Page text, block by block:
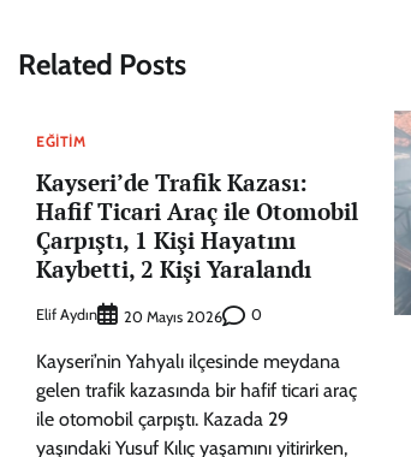
Related Posts
EĞITIM
Kayseri’de Trafik Kazası:
Hafif Ticari Araç ile Otomobil
Çarpıştı, 1 Kişi Hayatını
Kaybetti, 2 Kişi Yaralandı
Elif Aydın 20 Mayıs 2026 0
Kayseri’nin Yahyalı ilçesinde meydana
gelen trafik kazasında bir hafif ticari araç
ile otomobil çarpıştı. Kazada 29
yaşındaki Yusuf Kılıç yaşamını yitirirken,